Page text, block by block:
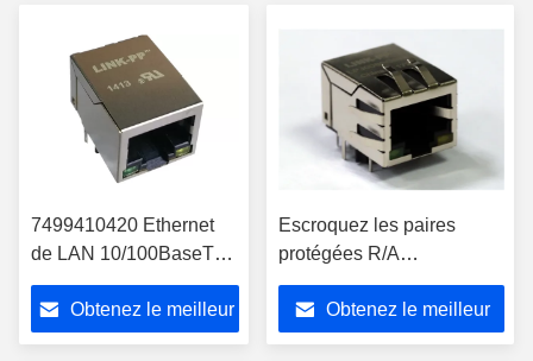
7499410420 Ethernet
de LAN 10/100BaseT
POE+ du connecteur
WE-RJ45 de RJ45
POE+ RJ45
Obtenez le meilleur
Escroquez les paires
protégées R/A
10/100Base-Tx du
magnétique 1x1 W/LED
700mA Eah de Rj45
Obtenez le meilleur